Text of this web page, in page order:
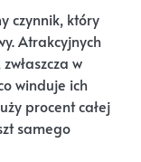
czynnik, który
Atrakcyjnych
w
winduje ich
procent całej
samego